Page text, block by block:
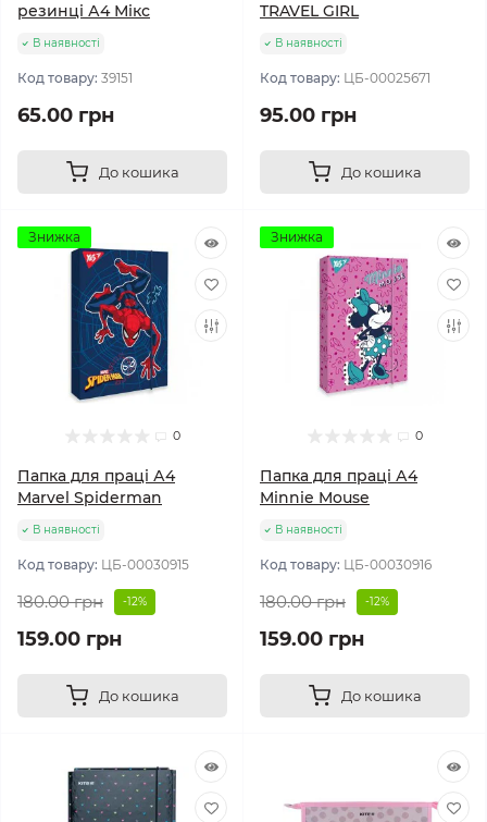
резинці А4 Мікс
В наявності
Код товару: 39151
65.00 грн
До кошика
TRAVEL GIRL
В наявності
Код товару: ЦБ-00025671
95.00 грн
До кошика
Знижка
0
Папка для праці А4
Marvel Spiderman
В наявності
Код товару: ЦБ-00030915
180.00 грн -12%
159.00 грн
До кошика
Знижка
0
Папка для праці А4
Minnie Mouse
В наявності
Код товару: ЦБ-00030916
180.00 грн -12%
159.00 грн
До кошика